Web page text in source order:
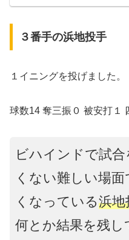
３番手の浜地投手
１イニングを投げました。
球数14 奪三振０ 被安打１
ビハインドで試
くない難しい場
くなっている浜地
何とか結果を残し